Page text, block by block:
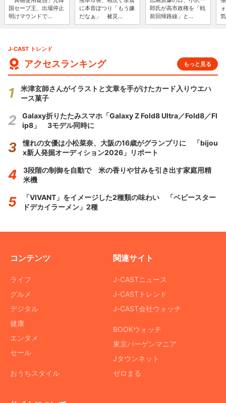
国セーブ王、出場停止
明けマウンドで...
に本音ぽつり「もう嫌
だなぁ」 被災...
郎氏が高市政権を「戦
前回帰路線」と...
J-CAST トレンド
アクセスランキング もっと見る
米津玄師さんがイラストと文章を手がけたカード入りウエハ
ース菓子
Galaxy折りたたみスマホ「Galaxy Z Fold8 Ultra／Fold8／Fl
ip8」 3モデル同時に
憧れの女優は小松菜奈、大阪の16歳がグランプリに 「bijou
x新人発掘オーディション2026」リポート
3段階の制御を自動で 米の香りや甘みを引き出す家庭用精
米機
「VIVANT」をイメージした2種類の味わい 「ベビースター
ドデカイラーメン」2種
コンテンツ
ライフ
グルメ
デジタル
健康
エンタメ
セール
おうちスタイル
関連サイト
J-CASTニュース
J-CASTトレンド
J-CAST会社ウォッチ
BOOKウォッチ
東京バーゲンマニア
Jタウンネット
ゼロまる